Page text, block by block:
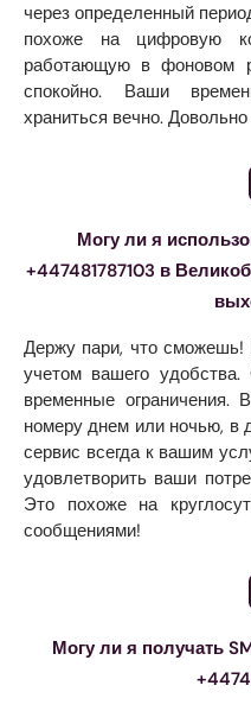
через определенный
похоже на цифровую
работающую в фоновом
спокойно. Ваши
храниться вечно.
Могу ли я
+447481787103 в
Держу пари, что
учетом вашего
временные
номеру днем ​​или ночью, в
сервис всегда к вашим
удовлетворить ваши
Это похоже на
сообщениями!
Могу ли я получать